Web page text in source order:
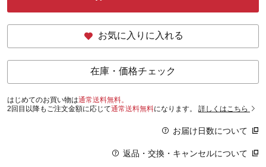
お気に入りに入れる
在庫・価格チェック
はじめてのお買い物は通常送料無料。
2回目以降もご注文金額に応じて通常送料無料になります。 詳しくはこちら
お届け日数について
返品・交換・キャンセルについて